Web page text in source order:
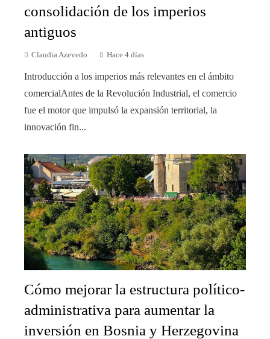
consolidación de los imperios
antiguos
Claudia Azevedo Hace 4 días
Introducción a los imperios más relevantes en el ámbito
comercialAntes de la Revolución Industrial, el comercio
fue el motor que impulsó la expansión territorial, la
innovación fin...
Cómo mejorar la estructura político-
administrativa para aumentar la
inversión en Bosnia y Herzegovina